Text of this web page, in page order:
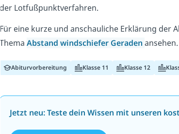
der Lotfußpunktverfahren.
Für eine kurze und anschauliche Erklärung der
Thema Abstand windschiefer Geraden ansehen.
Abiturvorbereitung Klasse 11 Klasse 12
Jetzt neu: Teste dein Wissen mit unseren